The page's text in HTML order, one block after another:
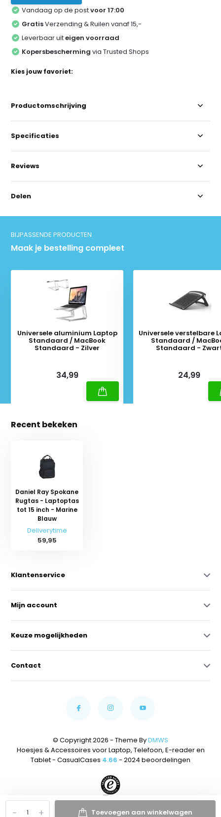
+
- Toevoegen aan winkelwagen
Vandaag op de postvoor 17:00
GratisVerzending & Ruilen vanaf 15,-
Leverbaar uiteigen voorraad
Kopersbescherming via Trusted Shops
Kies jouw favoriet:
Productomschrijving
Specificaties
Reviews
Delen
BIJPASSENDE PRODUCTEN
Maak je bestelling compleet
Universele aluminium Laptop
Standaard / MacBook
Standaard - Zilver
34,99
Universele verstelbare
Standaard /
Standaard -
24,99
Recent bekeken
Daniel Ray Spokane
Rugtas - Laptoptas
tot 15 inch - Marine
Blauw
Deliverytime
59,95
Klantenservice
Mijn account
Keuze mogelijkheden
Contact
© Copyright 2026 - Theme ByDMWS
Hoesjes & Accessoires voor Laptop, Telefoon, E-reader en
Tablet - CasualCases 4.66 - 2024 beoordelingen